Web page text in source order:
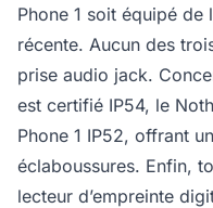
Phone 1 soit équipé
récente. Aucun des
prise audio jack.
est certifié IP54, le
Phone 1 IP52, offrant
éclaboussures. Enfin,
lecteur d’empreinte